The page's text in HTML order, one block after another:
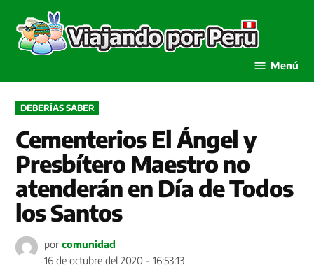
contenido
por
Menú
PUBLICADO
EN
DEBERÍAS SABER
Cementerios El Ángel y
Presbítero Maestro no
atenderán en Día de Todos
los Santos
por comunidad
16 de octubre del 2020 - 16:53:13